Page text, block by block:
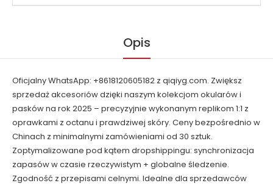
Opis
Oficjalny WhatsApp: +8618120605182 z qiqiyg.com. Zwiększ
sprzedaż akcesoriów dzięki naszym kolekcjom okularów i
pasków na rok 2025 – precyzyjnie wykonanym replikom 1:1 z
oprawkami z octanu i prawdziwej skóry. Ceny bezpośrednio w
Chinach z minimalnymi zamówieniami od 30 sztuk.
Zoptymalizowane pod kątem dropshippingu: synchronizacja
zapasów w czasie rzeczywistym + globalne śledzenie.
Zgodność z przepisami celnymi. Idealne dla sprzedawców